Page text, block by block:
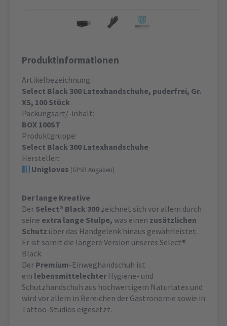
Produktinformationen
Artikelbezeichnung:
Select Black 300 Latexhandschuhe, puderfrei, Gr.
XS, 100 Stück
Packungsart/-inhalt:
BOX 100ST
Produktgruppe:
Select Black 300 Latexhandschuhe
Hersteller:
Unigloves (GPSR Angaben)
Der lange Kreative
Der Select® Black 300 zeichnet sich vor allem durch
seine extra lange Stulpe, was einen zusätzlichen
Schutz über das Handgelenk hinaus gewährleistet.
Er ist somit die längere Version unseres Select®
Black.
Der Premium-Einweghandschuh ist
ein lebensmittelechter Hygiene- und
Schutzhandschuh aus hochwertigem Naturlatex und
wird vor allem in Bereichen der Gastronomie sowie in
Tattoo-Studios eigesetzt.